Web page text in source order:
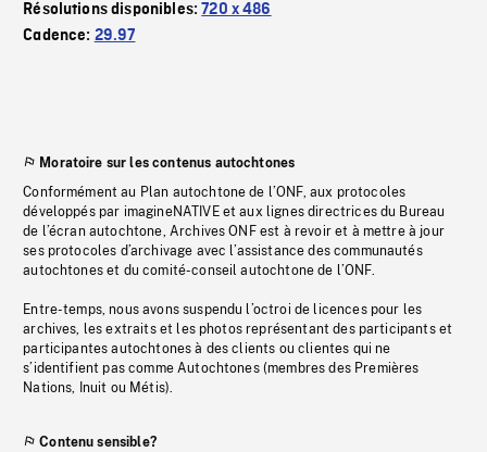
Résolutions disponibles:720 x 486
Cadence: 29.97
Moratoire sur les contenus autochtones
Conformément au Plan autochtone de l’ONF, aux protocoles
développés par imagineNATIVE et aux lignes directrices du Bureau
de l’écran autochtone, Archives ONF est à revoir et à mettre à jour
ses protocoles d’archivage avec l’assistance des communautés
autochtones et du comité-conseil autochtone de l’ONF.
Entre-temps, nous avons suspendu l’octroi de licences pour les
archives, les extraits et les photos représentant des participants et
participantes autochtones à des clients ou clientes qui ne
s’identifient pas comme Autochtones (membres des Premières
Nations, Inuit ou Métis).
Contenu sensible?